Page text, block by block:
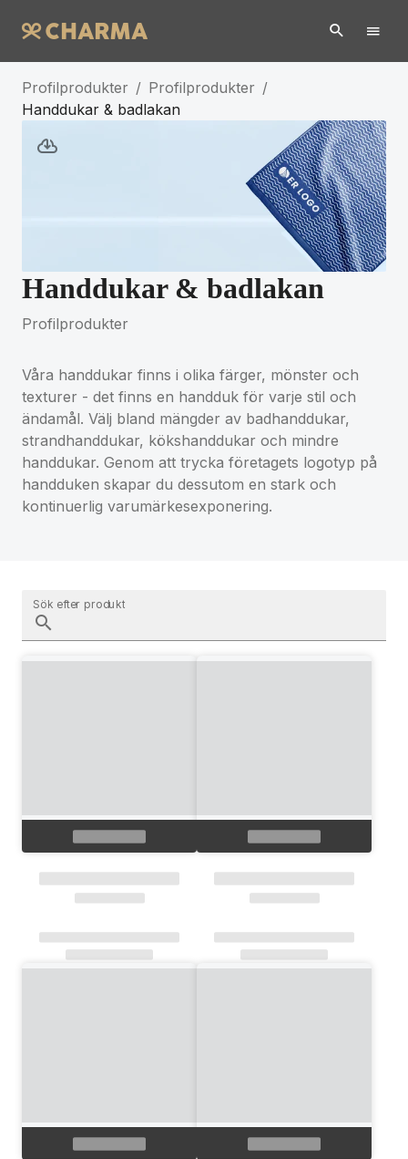
Profilprodukter / Profilprodukter /
Handdukar & badlakan
Handdukar & badlakan
Profilprodukter
Våra handdukar finns i olika färger, mönster och
texturer - det finns en handduk för varje stil och
ändamål. Välj bland mängder av badhanddukar,
strandhanddukar, kökshanddukar och mindre
handdukar. Genom att trycka företagets logotyp på
handduken skapar du dessutom en stark och
kontinuerlig varumärkesexponering.
Sök efter produkt